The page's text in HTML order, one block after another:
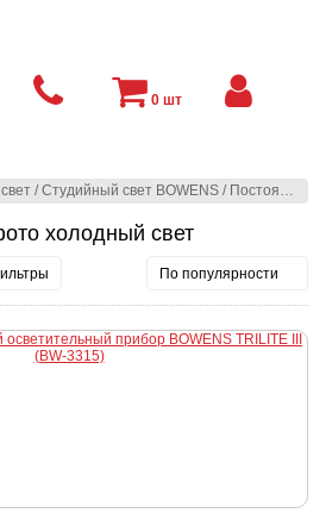
/Студийный свет BOWENS / Постоянный свет фото
холодный свет
По популярности
0 шт